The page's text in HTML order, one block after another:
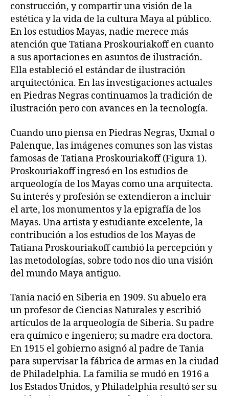
construcción, y compartir una visión de la
estética y la vida de la cultura Maya al público.
En los estudios Mayas, nadie merece más
atención que Tatiana Proskouriakoff en cuanto
a sus aportaciones en asuntos de ilustración.
Ella estableció el estándar de ilustración
arquitectónica. En las investigaciones actuales
en Piedras Negras continuamos la tradición de
ilustración pero con avances en la tecnología.
Cuando uno piensa en Piedras Negras, Uxmal o
Palenque, las imágenes comunes son las vistas
famosas de Tatiana Proskouriakoff (Figura 1).
Proskouriakoff ingresó en los estudios de
arqueología de los Mayas como una arquitecta.
Su interés y profesión se extendieron a incluir
el arte, los monumentos y la epigrafía de los
Mayas. Una artista y estudiante excelente, la
contribución a los estudios de los Mayas de
Tatiana Proskouriakoff cambió la percepción y
las metodologías, sobre todo nos dio una visión
del mundo Maya antiguo.
Tania nació en Siberia en 1909. Su abuelo era
un profesor de Ciencias Naturales y escribió
artículos de la arqueología de Siberia. Su padre
era químico e ingeniero; su madre era doctora.
En 1915 el gobierno asignó al padre de Tania
para supervisar la fábrica de armas en la ciudad
de Philadelphia. La familia se mudó en 1916 a
los Estados Unidos, y Philadelphia resultó ser su